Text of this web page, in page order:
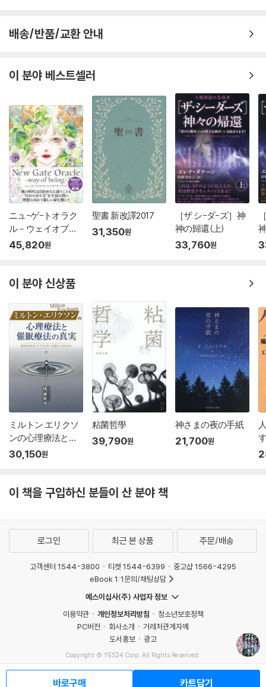
배송/반품/교환 안내
이 분야 베스트셀러
ニュ-ゲ-トオラク
ル－ウェイオブビ-
イング
45,820원
聖書 新改譯2017
31,350원
［ザ.シ-ダ-ズ］神
神の歸還(上)
33,760원
이 분야 신상품
ミルトン.エリクソ
ンの心理療法と催
眠療法
30,150원
粘菌哲學
39,790원
神さまの夜の手紙
21,700원
이 책을 구입하신 분들이 산 분야 책
바로구매 카트담기
로그인 최근 본 상품 주문/배송
고객센터 1544-3800 티켓 1544-6399
중고샵 1566-4295
eBook 1:1문의/채팅상담
예스이십사(주) 사업자 정보
이용약관
개인정보처리방침
청소년보호정책
PC버전
회사소개
거래처관계자께
도서홍보
광고
Copyright © YES24 Corp. All Rights Reserved.